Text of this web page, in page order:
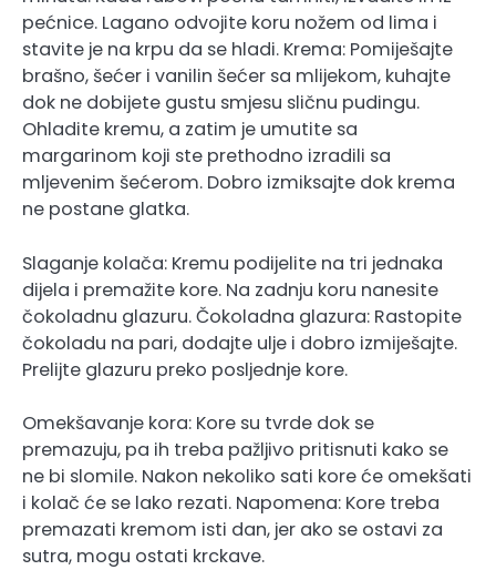
pećnice. Lagano odvojite koru nožem od lima i
stavite je na krpu da se hladi. Krema: Pomiješajte
brašno, šećer i vanilin šećer sa mlijekom, kuhajte
dok ne dobijete gustu smjesu sličnu pudingu.
Ohladite kremu, a zatim je umutite sa
margarinom koji ste prethodno izradili sa
mljevenim šećerom. Dobro izmiksajte dok krema
ne postane glatka.
Slaganje kolača: Kremu podijelite na tri jednaka
dijela i premažite kore. Na zadnju koru nanesite
čokoladnu glazuru. Čokoladna glazura: Rastopite
čokoladu na pari, dodajte ulje i dobro izmiješajte.
Prelijte glazuru preko posljednje kore.
Omekšavanje kora: Kore su tvrde dok se
premazuju, pa ih treba pažljivo pritisnuti kako se
ne bi slomile. Nakon nekoliko sati kore će omekšati
i kolač će se lako rezati. Napomena: Kore treba
premazati kremom isti dan, jer ako se ostavi za
sutra, mogu ostati krckave.